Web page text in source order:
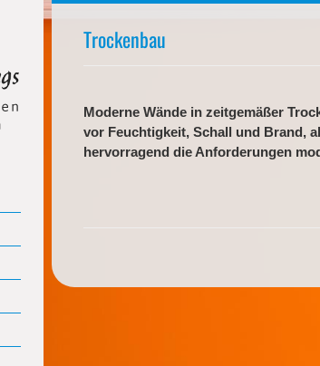
Trockenbau
Moderne Wände in zeitgemäßer
vor Feuchtigkeit, Schall und Brand,
hervorragend die Anforderungen